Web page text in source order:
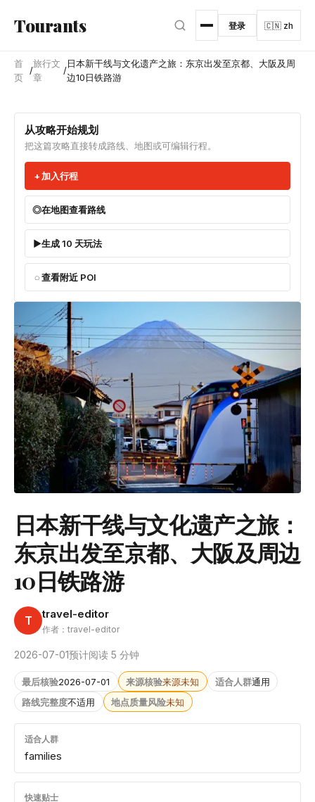
Tourants 登录 🇨🇳 zh
首
页
/
旅行文
章
/
日本新干线与文化遗产之旅：东京出发至京都、大阪及周
边10日铁路游
从攻略开始规划
把这篇攻略直接转成路线、地图或可编辑行程。
加入行程
在地图查看路线
生成 10 天玩法
查看附近 POI
日本新干线与文化遗产之旅：
东京出发至京都、大阪及周边
10日铁路游
T travel-editor
作者：travel-editor
2026-07-01预计阅读 5 分钟
最后核验2026-07-01 来源核验来源未知 适合人群通用
路线完整度不适用 地点质量风险未知
适合人群
families
快速贴士